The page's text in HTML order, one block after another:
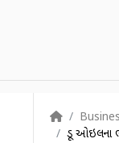
ક્રૂડ ઓઇલના